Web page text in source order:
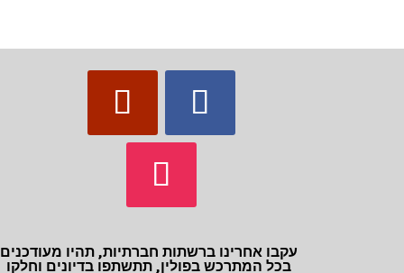
עקבו אחרינו ברשתות חברתיות, תהיו מעודכנים
בכל המתרכש בפולין, תתשתפו בדיונים וחלקו